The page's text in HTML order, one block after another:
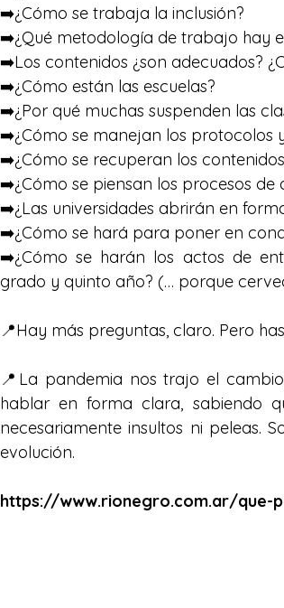
➡️¿Cómo se trabaja la inclusión?
➡️¿Qué metodología de trabajo hay
➡️Los contenidos ¿son adecuados?
➡️¿Cómo están las escuelas?
➡️¿Por qué muchas suspenden las
➡️¿Cómo se manejan los protocolos
➡️¿Cómo se recuperan los
➡️¿Cómo se piensan los procesos de
➡️¿Las universidades abrirán en
➡️¿Cómo se hará para poner en
➡️¿Cómo se harán los actos de
grado y quinto año? (… porque
📍Hay más preguntas, claro. Pero
📍La pandemia nos trajo el
hablar en forma clara, sabiendo
necesariamente insultos ni peleas.
evolución.
https://www.rionegro.com.ar/que-